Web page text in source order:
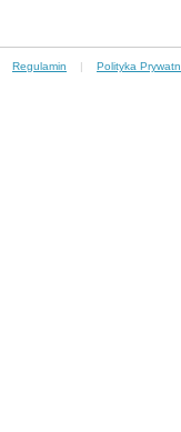
Regulamin | Polityka